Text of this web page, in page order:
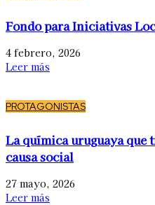
Fondo para Iniciativas
4 febrero, 2026
Leer más
PROTAGONISTAS
La química uruguaya que
causa social
27 mayo, 2026
Leer más